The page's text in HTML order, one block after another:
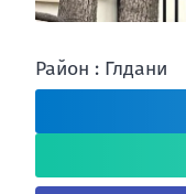
Район : Глдани